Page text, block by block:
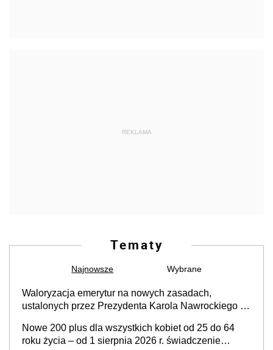
REKLAMA
Tematy
Najnowsze Wybrane
Waloryzacja emerytur na nowych zasadach,
ustalonych przez Prezydenta Karola Nawrockiego –
podwyżka świadczeń?
Nowe 200 plus dla wszystkich kobiet od 25 do 64
roku życia – od 1 sierpnia 2026 r. świadczenie